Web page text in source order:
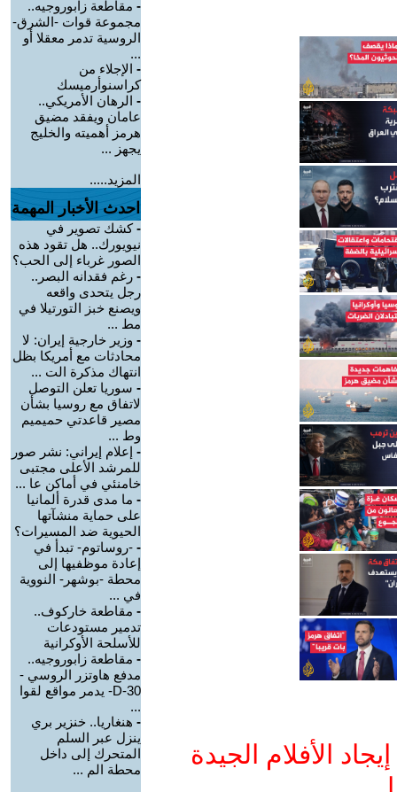
الأفلام الجيدة
- مقاطعة زابوروجيه..
مجموعة قوات -الشرق-
الروسية تدمر معقلا أو
...
- الإجلاء من
كراسنوأرميسك
- الرهان الأمريكي..
عامان ويفقد مضيق
هرمز أهميته والخليج
يجهز ...
المزيد.....
احدث الأخبار المهمة
-كشك تصوير في
نيويورك.. هل تقود هذه
الصور غرباء إلى الحب؟
- رغم فقدانه البصر..
رجل يتحدى واقعه
ويصنع خبز التورتيلا في
مط ...
- وزير خارجية إيران: لا
محادثات مع أمريكا بظل
انتهاك مذكرة الت ...
- سوريا تعلن التوصل
لاتفاق مع روسيا بشأن
مصير قاعدتي حميميم
وط ...
- إعلام إيراني: نشر صور
للمرشد الأعلى مجتبى
خامنئي في أماكن عا ...
- ما مدى قدرة ألمانيا
على حماية منشآتها
الحيوية ضد المسيرات؟
- -روساتوم- تبدأ في
إعادة موظفيها إلى
محطة -بوشهر- النووية
في ...
- مقاطعة خاركوف..
تدمير مستودعات
للأسلحة الأوكرانية
- مقاطعة زابوروجيه..
مدفع هاوتزر الروسي -
D-30- يدمر مواقع لقوا
...
- هنغاريا.. خنزير بري
ينزل عبر السلم
المتحرك إلى داخل
محطة الم ...